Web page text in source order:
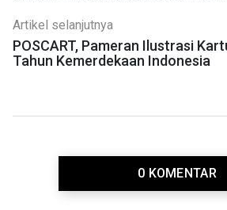
Artikel selanjutnya
POSCART, Pameran Ilustrasi
Tahun Kemerdekaan Indonesia
0 KOMENTAR